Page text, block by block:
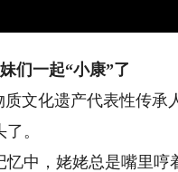
们一起“小康”了
文化遗产代表性传承
。
，姥姥总是嘴里哼